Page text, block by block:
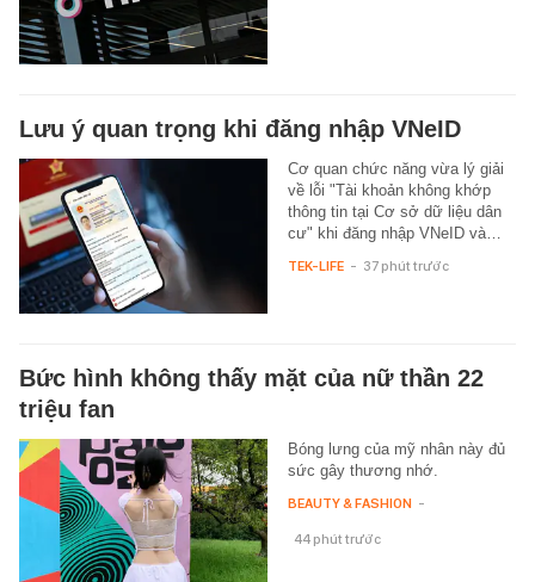
Lưu ý quan trọng khi đăng nhập VNeID
Cơ quan chức năng vừa lý giải
về lỗi "Tài khoản không khớp
thông tin tại Cơ sở dữ liệu dân
cư" khi đăng nhập VNeID và…
TEK-LIFE - 37 phút trước
Bức hình không thấy mặt của nữ thần 22
triệu fan
Bóng lưng của mỹ nhân này đủ
sức gây thương nhớ.
BEAUTY & FASHION -
44 phút trước